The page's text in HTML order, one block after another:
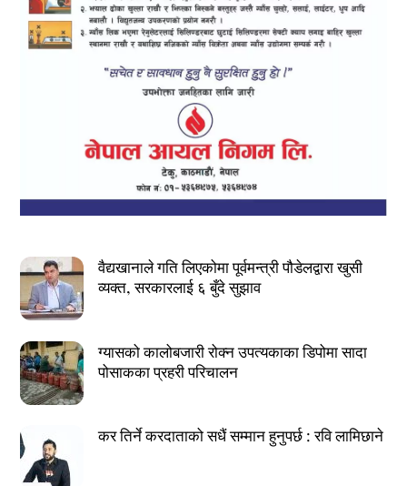
वैद्यखानाले गति लिएकोमा पूर्वमन्त्री पौडेलद्वारा खुसी
व्यक्त, सरकारलाई ६ बुँदे सुझाव
ग्यासको कालोबजारी रोक्न उपत्यकाका डिपोमा सादा
पोसाकका प्रहरी परिचालन
कर तिर्ने करदाताको सधैं सम्मान हुनुपर्छ : रवि लामिछाने